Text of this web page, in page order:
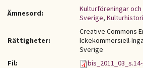
Ämnesord:
Kulturföreningar
Sverige,
Rättigheter:
Creative Commons
Ickekommersiell-
Sverige
Fil: